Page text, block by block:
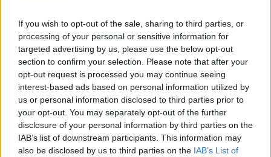
If you wish to opt-out of the sale, sharing to third parties, or
processing of your personal or sensitive information for
targeted advertising by us, please use the below opt-out
section to confirm your selection. Please note that after your
opt-out request is processed you may continue seeing
interest-based ads based on personal information utilized by
us or personal information disclosed to third parties prior to
your opt-out. You may separately opt-out of the further
disclosure of your personal information by third parties on the
IAB’s list of downstream participants. This information may
also be disclosed by us to third parties on the IAB’s List of
Leicht
Gebackene Knoblauch-Parmesan
Putenfilets
Leicht
Putenrouladen mit Schinken und
Käse
Leicht